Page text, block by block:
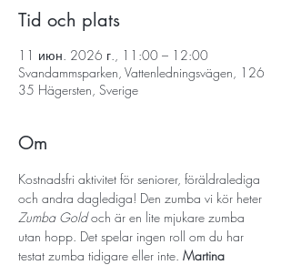
Tid och plats
11 июн. 2026 г., 11:00 – 12:00
Svandammsparken, Vattenledningsvägen, 126
35 Hägersten, Sverige
Om
Kostnadsfri aktivitet för seniorer, föräldralediga
och andra daglediga! Den zumba vi kör heter
Zumba Gold och är en lite mjukare zumba
utan hopp. Det spelar ingen roll om du har
testat zumba tidigare eller inte. Martina